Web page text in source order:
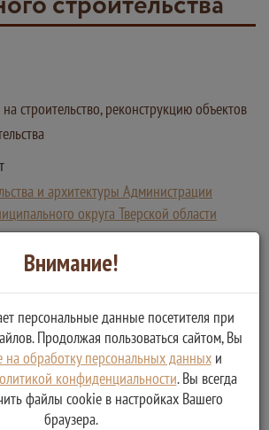
строительство, реконструкцию объектов
и архитектуры Администрации
округа Тверской области
на строительство или
объекта капитального строительства
Внимание!
персональные данные посетителя при
Продолжая пользоваться сайтом, Вы
на обработку персональных данныхи
конфиденциальности. Вы всегда
файлы cookie в настройках Вашего
браузера.